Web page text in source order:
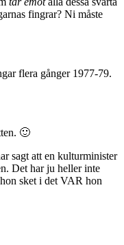
fingrar? Ni måste
flera gånger 1977-79.
🙂
sagt att en kulturminister
Det har ju heller inte
sket i det VAR hon